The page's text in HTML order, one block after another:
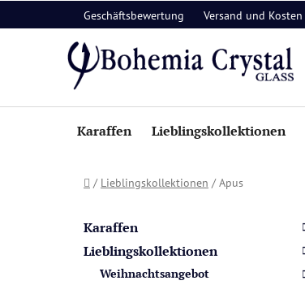
Inhalt
Geschäftsbewertung Versand und Kosten
Karaffen Lieblingskollektionen
Startseite
/ Lieblingskollektionen / Apus
überspringen
Karaffen
Lieblingskollektionen
Weihnachtsangebot